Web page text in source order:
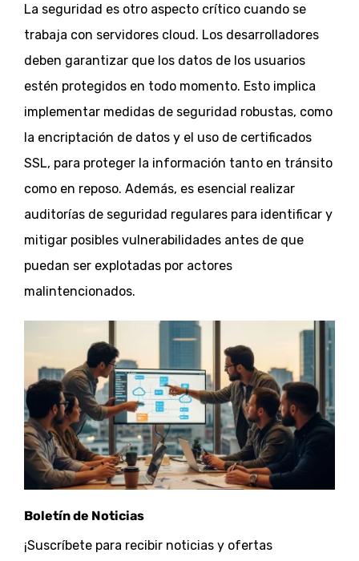
La seguridad es otro aspecto crítico cuando se
trabaja con servidores cloud. Los desarrolladores
deben garantizar que los datos de los usuarios
estén protegidos en todo momento. Esto implica
implementar medidas de seguridad robustas, como
la encriptación de datos y el uso de certificados
SSL, para proteger la información tanto en tránsito
como en reposo. Además, es esencial realizar
auditorías de seguridad regulares para identificar y
mitigar posibles vulnerabilidades antes de que
puedan ser explotadas por actores
malintencionados.
Boletín de Noticias
¡Suscríbete para recibir noticias y ofertas